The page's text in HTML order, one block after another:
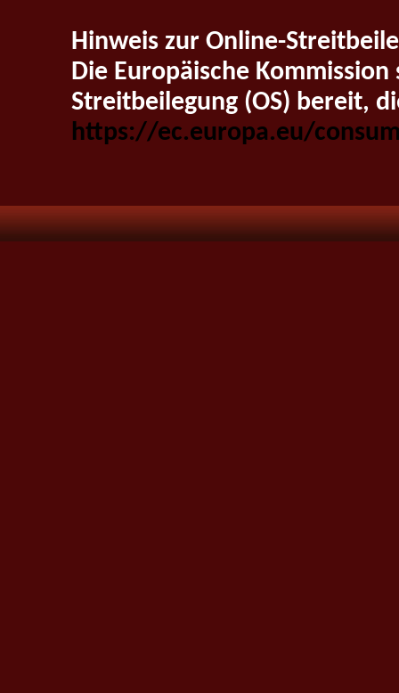
Hinweis zur Online-
Die Europäische
Streitbeilegung (OS) bereit,
https://ec.europa.eu/